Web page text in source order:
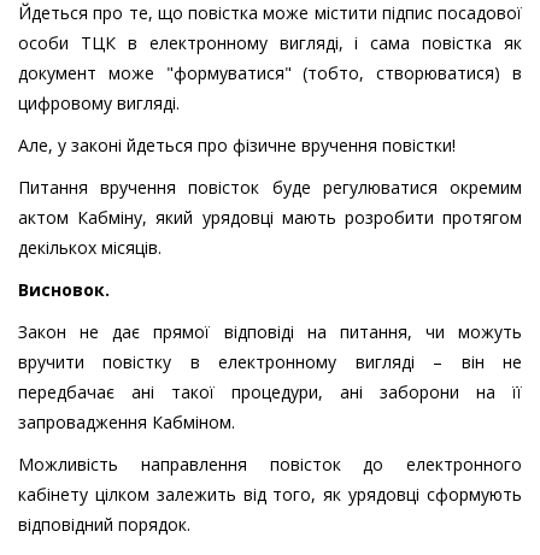
Йдеться про те, що повістка може містити підпис посадової
особи ТЦК в електронному вигляді, і сама повістка як
документ може "формуватися" (тобто, створюватися) в
цифровому вигляді.
Але, у законі йдеться про фізичне вручення повістки!
Питання вручення повісток буде регулюватися окремим
актом Кабміну, який урядовці мають розробити протягом
декількох місяців.
Висновок.
Закон не дає прямої відповіді на питання, чи можуть
вручити повістку в електронному вигляді – він не
передбачає ані такої процедури, ані заборони на її
запровадження Кабміном.
Можливість направлення повісток до електронного
кабінету цілком залежить від того, як урядовці сформують
відповідний порядок.